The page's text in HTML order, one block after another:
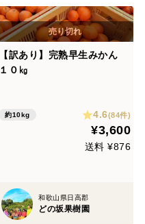
【訳あり】完熟早生みかん
１０㎏
約10kg 4.6(84件)
¥3,600
送料 ¥876
和歌山県日高郡
どの坂果樹園